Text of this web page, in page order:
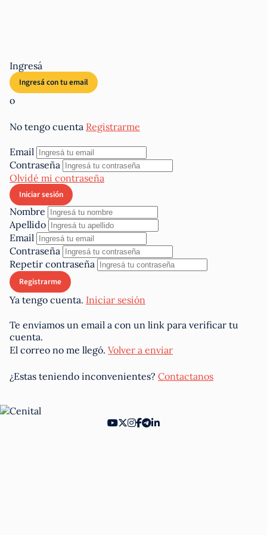
Ingresá
o
No tengo cuenta Registrarme
Email
Contraseña
Olvidé mi contraseña
Nombre
Apellido
Email
Contraseña
Repetir contraseña
Ya tengo cuenta. Iniciar sesión
Te enviamos un email a con un link para verificar tu
cuenta.
El correo no me llegó. Volver a enviar
¿Estas teniendo inconvenientes? Contactanos